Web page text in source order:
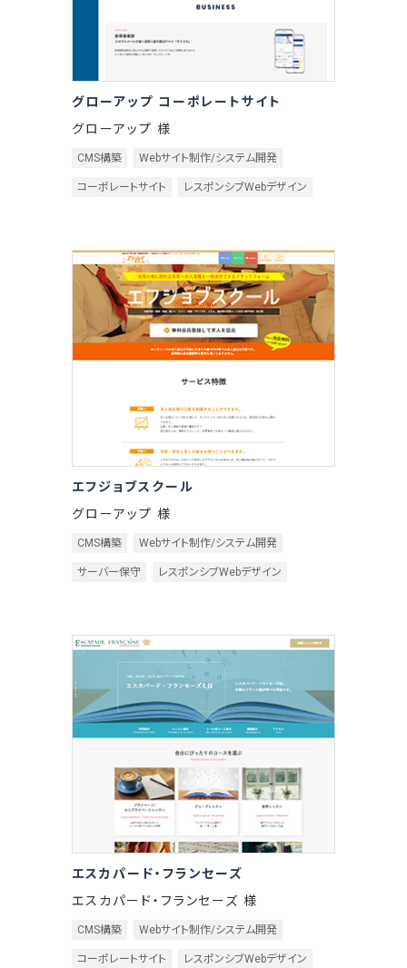
グローアップ コーポレートサイト
グローアップ 様
CMS構築 Webサイト制作/システム開発
コーポレートサイト レスポンシブWebデザイン
エフジョブスクール
グローアップ 様
CMS構築 Webサイト制作/システム開発
サーバー保守 レスポンシブWebデザイン
エスカパード・フランセーズ
エスカパード・フランセーズ 様
CMS構築 Webサイト制作/システム開発
コーポレートサイト レスポンシブWebデザイン